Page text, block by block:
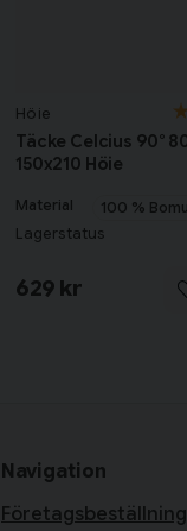
Höie
Täcke Celcius 90°
150x210 Höie
Material 100 %
Lagerstatus
629 kr
Navigation
Företagsbeställning